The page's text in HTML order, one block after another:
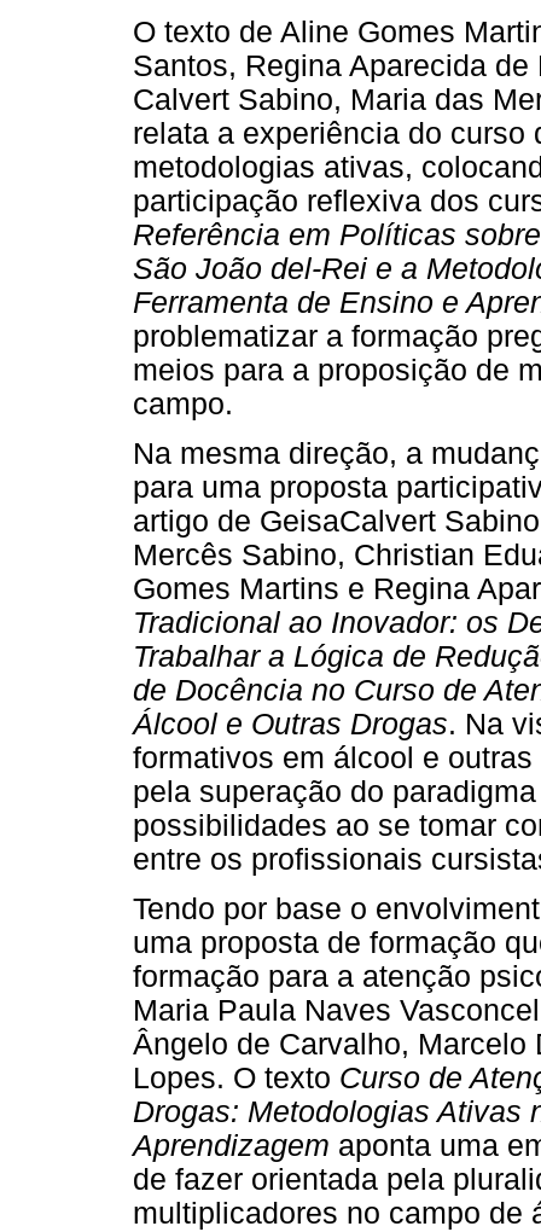
O texto de Aline Gomes
Santos, Regina Aparecida
Calvert Sabino, Maria das
relata a experiência do curso
metodologias ativas,
participação reflexiva dos
Referência em Políticas
São João del-Rei e a
Ferramenta de Ensino e
problematizar a formação
meios para a proposição de
campo.
Na mesma direção, a
para uma proposta
artigo de GeisaCalvert
Mercês Sabino, Christian
Gomes Martins e Regina
Tradicional ao Inovador: os
Trabalhar a Lógica de
de Docência no Curso de
Álcool e Outras Drogas. Na
formativos em álcool e
pela superação do
possibilidades ao se tomar
entre os profissionais
Tendo por base o
uma proposta de formação
formação para a atenção
Maria Paula Naves
Ângelo de Carvalho,
Lopes. O texto Curso de
Drogas: Metodologias Ativas
Aprendizagem aponta uma
de fazer orientada pela
multiplicadores no campo de